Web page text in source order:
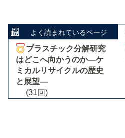
よく読まれているページ
プラスチック分解研究
はどこへ向かうのか―ケ
ミカルリサイクルの歴史
と展望―
(31回)